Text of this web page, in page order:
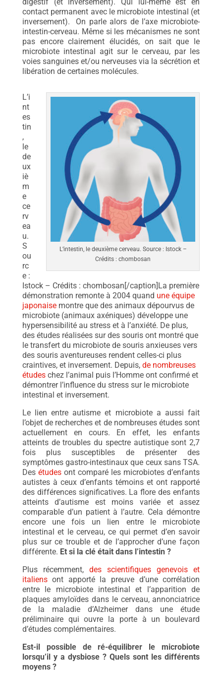
contact permanent avec le microbiote intestinal (et
inversement). On parle alors de l’axe microbiote-
intestin-cerveau. Même si les mécanismes ne sont
pas encore clairement élucidés, on sait que le
microbiote intestinal agit sur le cerveau, par les
voies sanguines et/ou nerveuses via la sécrétion et
libération de certaines molécules.
L’intestin, le deuxième cerveau. Source : Istock –
Crédits : chombosan
L’i
nt
es
tin
,
le
de
ux
iè
m
e
ce
rv
ea
u.
S
ou
rc
e :
Istock – Crédits : chombosan[/caption]La première
démonstration remonte à 2004 quand une équipe
japonaisemontre que des animaux dépourvus de
microbiote (animaux axéniques) développe une
hypersensibilité au stress et à l’anxiété. De plus,
des études réalisées sur des souris ont montré que
le transfert du microbiote de souris anxieuses vers
des souris aventureuses rendent celles-ci plus
craintives, et inversement. Depuis, de nombreuses
étudeschez l’animal puis l’Homme ont confirmé et
démontrer l’influence du stress sur le microbiote
intestinal et inversement.
Le lien entre autisme et microbiote a aussi fait
l’objet de recherches et de nombreuses études sont
actuellement en cours. En effet, les enfants
atteints de troubles du spectre autistique sont 2,7
fois plus susceptibles de présenter des
symptômes gastro-intestinaux que ceux sans TSA.
Des étudesont comparé les microbiotes d’enfants
autistes à ceux d’enfants témoins et ont rapporté
des différences significatives. La flore des enfants
atteints d’autisme est moins variée et assez
comparable d’un patient à l’autre. Cela démontre
encore une fois un lien entre le microbiote
intestinal et le cerveau, ce qui permet d’en savoir
plus sur ce trouble et de l’approcher d’une façon
différente. Et si la clé était dans l’intestin ?
Plus récemment, des scientifiques genevois et
italiensont apporté la preuve d’une corrélation
entre le microbiote intestinal et l’apparition de
plaques amyloïdes dans le cerveau, annonciatrice
de la maladie d’Alzheimer dans une étude
préliminaire qui ouvre la porte à un boulevard
d’études complémentaires.
Est-il possible de ré-équilibrer le microbiote
lorsqu’il y a dysbiose ? Quels sont les différents
moyens ?